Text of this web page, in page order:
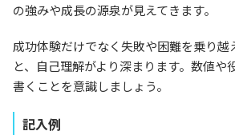
の強みや成長の源泉が見えてきます。
成功体験だけでなく失敗や困難を乗り越
と、自己理解がより深まります。数値や
書くことを意識しましょう。
記入例